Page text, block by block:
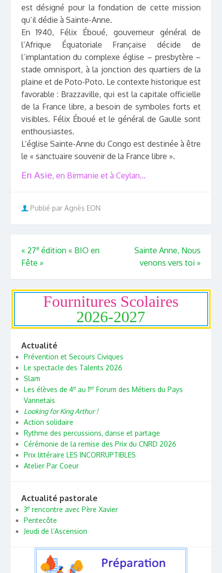
est désigné pour la fondation de cette mission
qu’il dédie à Sainte-Anne.
En 1940, Félix Éboué, gouverneur général de
l’Afrique Équatoriale Française décide de
l’implantation du complexe église – presbytère –
stade omnisport, à la jonction des quartiers de la
plaine et de Poto-Poto. Le contexte historique est
favorable : Brazzaville, qui est la capitale officielle
de la France libre, a besoin de symboles forts et
visibles. Félix Éboué et le général de Gaulle sont
enthousiastes.
L’église Sainte-Anne du Congo est destinée à être
le « sanctuaire souvenir de la France libre ».
En Asie, en Birmanie et à Ceylan…
Publié par Agnès EON
« 27eédition « BIO en
Fête »
Sainte Anne, Nous
venons vers toi »
Fournitures Scolaires
2026-2027
Actualité
Prévention et Secours Civiques
Le spectacle des Talents 2026
Slam
Les élèves de 4eau 1erForum des Métiers du Pays
Vannetais
Looking for King Arthur !
Action solidaire
Rythme des percussions, danse et partage
Cérémonie de la remise des Prix du CNRD 2026
Prix littéraire LES INCORRUPTIBLES
Atelier Par Coeur
Actualité pastorale
3erencontre avec Père Xavier
Pentecôte
Jeudi de l’Ascension